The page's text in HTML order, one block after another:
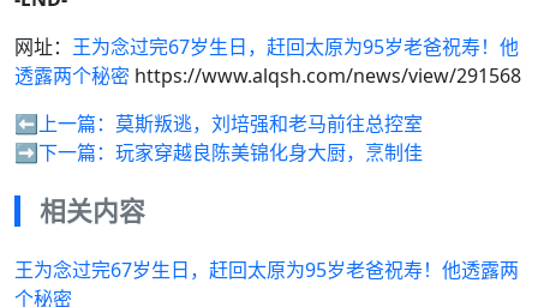
网址： 王为念过完67岁生日，赶回太原为95岁老爸祝寿！他
透露两个秘密 https://www.alqsh.com/news/view/291568
⬅️上一篇： 莫斯叛逃，刘培强和老马前往总控室
➡️下一篇： 玩家穿越良陈美锦化身大厨，烹制佳
相关内容
王为念过完67岁生日，赶回太原为95岁老爸祝寿！他透露两
个秘密